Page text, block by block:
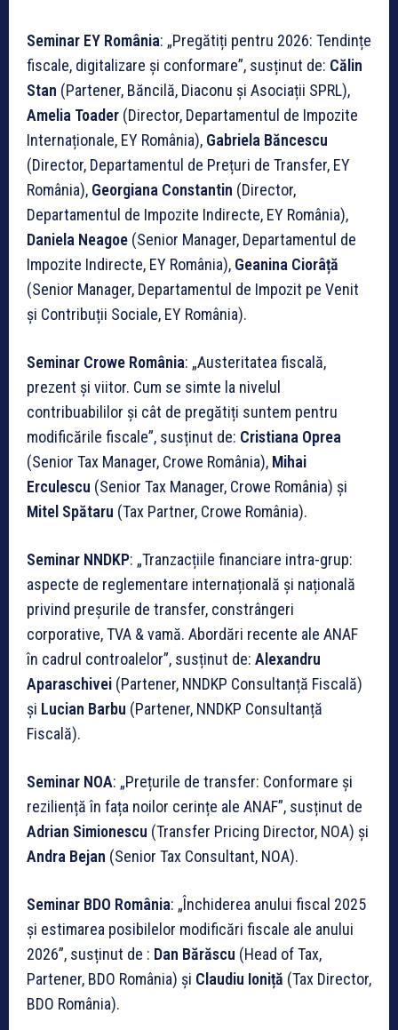
Seminar EY România: „Pregătiți pentru 2026: Tendințe
fiscale, digitalizare și conformare”, susținut de: Călin
Stan (Partener, Băncilă, Diaconu și Asociații SPRL),
Amelia Toader (Director, Departamentul de Impozite
Internaționale, EY România), Gabriela Băncescu
(Director, Departamentul de Prețuri de Transfer, EY
România), Georgiana Constantin (Director,
Departamentul de Impozite Indirecte, EY România),
Daniela Neagoe (Senior Manager, Departamentul de
Impozite Indirecte, EY România), Geanina Ciorâță
(Senior Manager, Departamentul de Impozit pe Venit
și Contribuții Sociale, EY România).
Seminar Crowe România: „Austeritatea fiscală,
prezent şi viitor. Cum se simte la nivelul
contribuabililor și cât de pregătiți suntem pentru
modificările fiscale”, susținut de: Cristiana Oprea
(Senior Tax Manager, Crowe România), Mihai
Erculescu (Senior Tax Manager, Crowe România) și
Mitel Spătaru (Tax Partner, Crowe România).
Seminar NNDKP: „Tranzacțiile financiare intra-grup:
aspecte de reglementare internațională și națională
privind preșurile de transfer, constrângeri
corporative, TVA & vamă. Abordări recente ale ANAF
în cadrul controalelor”, susținut de: Alexandru
Aparaschivei (Partener, NNDKP Consultanță Fiscală)
și Lucian Barbu (Partener, NNDKP Consultanță
Fiscală).
Seminar NOA: „Prețurile de transfer: Conformare și
reziliență în fața noilor cerințe ale ANAF”, susținut de
Adrian Simionescu (Transfer Pricing Director, NOA) și
Andra Bejan (Senior Tax Consultant, NOA).
Seminar BDO România: „Închiderea anului fiscal 2025
și estimarea posibilelor modificări fiscale ale anului
2026”, susținut de : Dan Bărăscu (Head of Tax,
Partener, BDO România) și Claudiu Ioniță (Tax Director,
BDO România).